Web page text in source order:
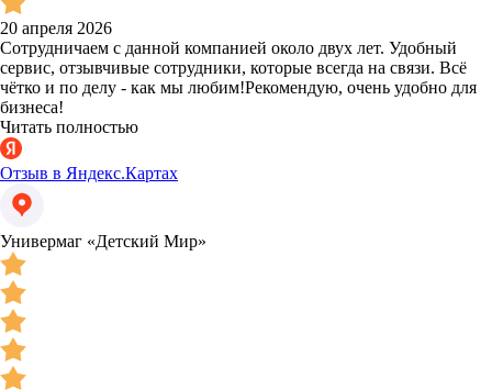
20 апреля 2026
Сотрудничаем с данной компанией около двух лет. Удобный
сервис, отзывчивые сотрудники, которые всегда на связи. Всё
чётко и по делу - как мы любим!Рекомендую, очень удобно для
бизнеса!
Читать полностью
Отзыв в Яндекс.Картах
Универмаг «Детский Мир»